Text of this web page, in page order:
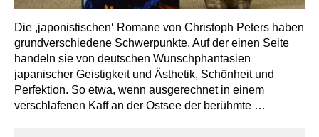
Die ,japonistischen‘ Romane von Christoph Peters haben
grundverschiedene Schwerpunkte. Auf der einen Seite
handeln sie von deutschen Wunschphantasien
japanischer Geistigkeit und Ästhetik, Schönheit und
Perfektion. So etwa, wenn ausgerechnet in einem
verschlafenen Kaff an der Ostsee der berühmte …